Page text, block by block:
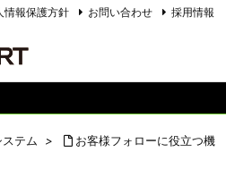
情報保護方針 お問い合わせ 採用情報
テム >
お客様フォローに役立つ機